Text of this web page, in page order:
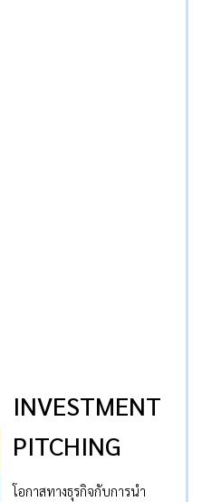
INVESTMENT
PITCHING
โอกาสทางธุรกิจกับการนำ